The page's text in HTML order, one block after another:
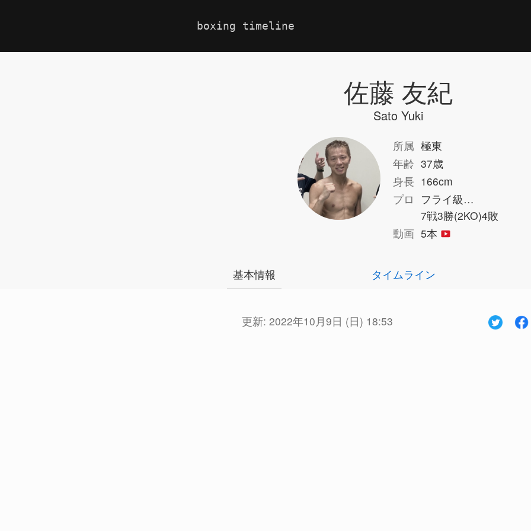
boxing timeline
佐藤 友紀
Sato Yuki
所属 極東
年齢 37歳
身長 166cm
プロ
フライ級…
7戦3勝(2KO)4敗
動画 5本
基本情報 タイムライン
更新: 2022年10月9日 (日) 18:53